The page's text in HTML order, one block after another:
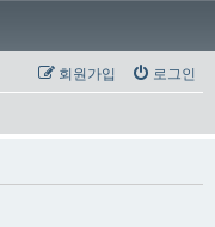
로그인
회원가입